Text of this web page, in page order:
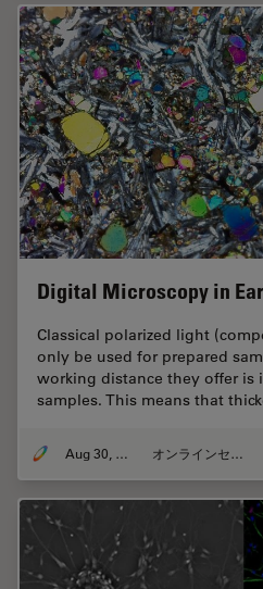
Digital Microscopy in
Classical polarized light
only be used for prepared
working distance they offer is
samples. This means that
Aug 30, 2017 オンラインセミナー